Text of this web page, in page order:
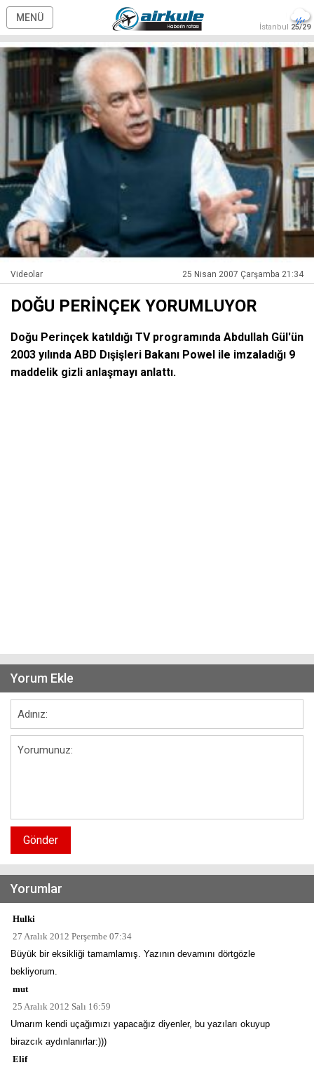
MENÜ
İstanbul 25/29
Videolar 25 Nisan 2007 Çarşamba 21:34
DOĞU PERİNÇEK YORUMLUYOR
Doğu Perinçek katıldığı TV programında Abdullah Gül'ün
2003 yılında ABD Dışişleri Bakanı Powel ile imzaladığı 9
maddelik gizli anlaşmayı anlattı.
Yorum Ekle
Gönder
Yorumlar
Hulki
27 Aralık 2012 Perşembe 07:34
Büyük bir eksikliği tamamlamış. Yazının devamını dörtgözle
bekliyorum.
mut
25 Aralık 2012 Salı 16:59
Umarım kendi uçağımızı yapacağız diyenler, bu yazıları okuyup
birazcık aydınlanırlar:)))
Elif